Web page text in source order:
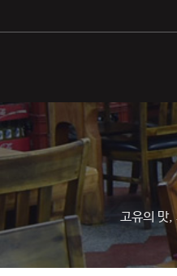
고유의 맛,